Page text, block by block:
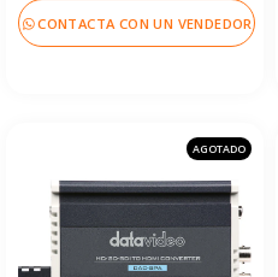
CONTACTA CON UN VENDEDOR
AGOTADO